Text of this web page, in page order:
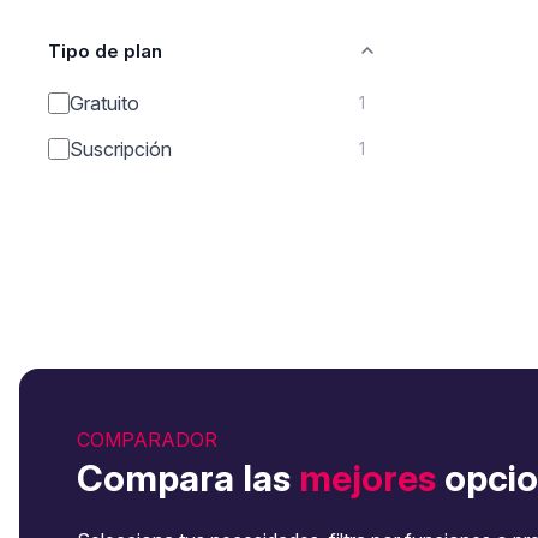
Tipo de plan
Gratuito 1
Suscripción 1
COMPARADOR
Compara las mejores